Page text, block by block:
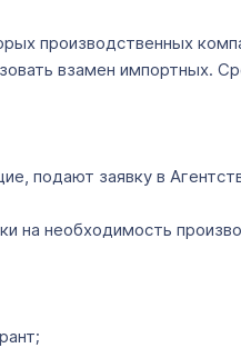
производственных
взамен импортных.
подают заявку в
на необходимость